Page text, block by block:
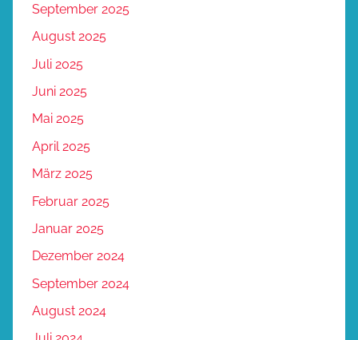
September 2025
August 2025
Juli 2025
Juni 2025
Mai 2025
April 2025
März 2025
Februar 2025
Januar 2025
Dezember 2024
September 2024
August 2024